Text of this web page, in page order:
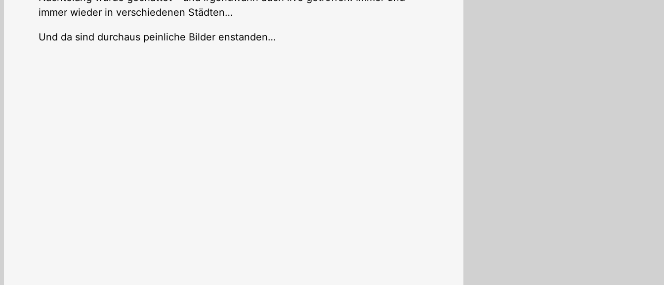
immer wieder in verschiedenen Städten…
Und da sind durchaus peinliche Bilder enstanden…